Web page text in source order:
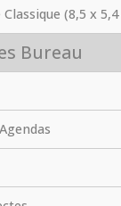
(8,5 x
Bureau